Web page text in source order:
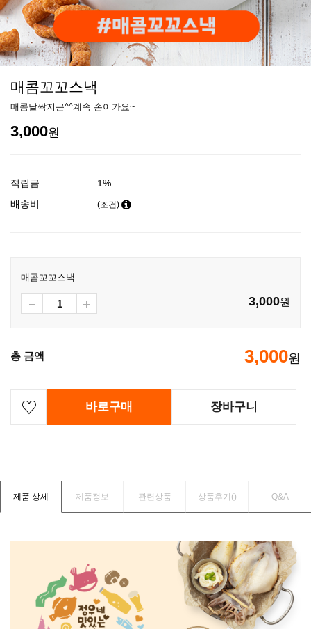
매콤꼬꼬스낵
매콤달짝지근^^계속 손이가요~
3,000원
적립금
1%
배송비
(조건)
매콤꼬꼬스낵
3,000원
총 금액 3,000원
바로구매 장바구니
제품 상세 제품정보 관련상품 상품후기() Q&A